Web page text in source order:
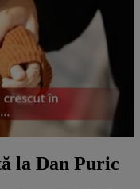
la Dan Puric